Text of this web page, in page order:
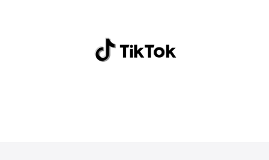
capacidad de alcance. Se trata de aplicar una estrategia SEO
para llegar a nuestro público objetivo.